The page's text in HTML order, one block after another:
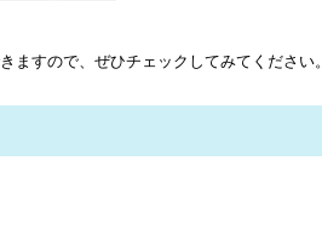
すので、ぜひチェックしてみてください。